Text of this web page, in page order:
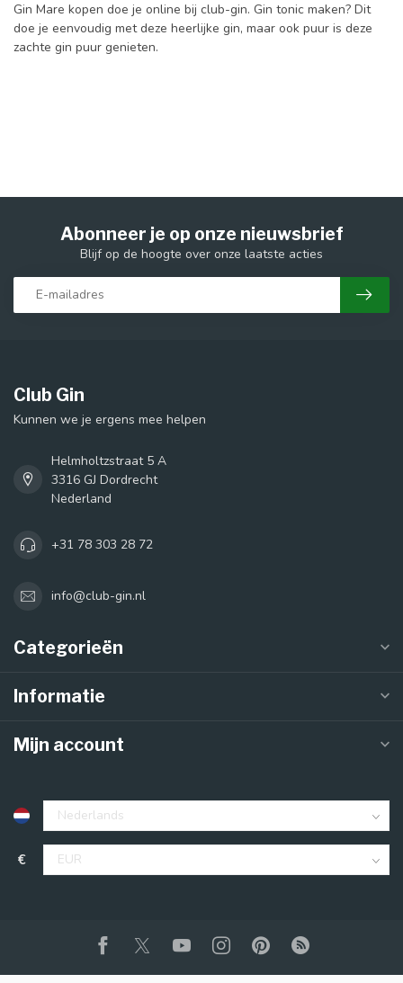
Gin Mare kopen doe je online bij club-gin. Gin tonic maken? Dit
doe je eenvoudig met deze heerlijke gin, maar ook puur is deze
zachte gin puur genieten.
Abonneer je op onze nieuwsbrief
Blijf op de hoogte over onze laatste acties
Club Gin
Kunnen we je ergens mee helpen
Helmholtzstraat 5 A
3316 GJ Dordrecht
Nederland
+31 78 303 28 72
info@club-gin.nl
Categorieën
Informatie
Mijn account
€